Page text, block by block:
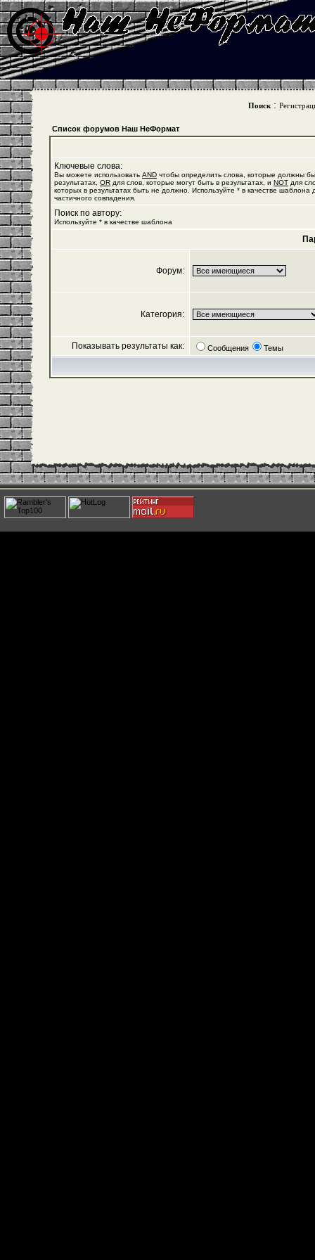
Поиск :
Список форумов Наш НеФормат
Ключевые слова:
Вы можете использовать AND чтобы определить слова, которые должны
результатах, OR для слов, которые могут быть в результатах, и NOT для
которых в результатах быть не должно. Используйте * в качестве шаблона
частичного совпадения.
Поиск по автору:
Используйте * в качестве шаблона
Форум:
Категория:
Показывать результаты как: Сообщения Темы